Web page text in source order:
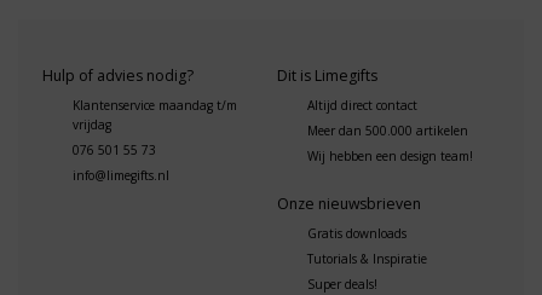
Hulp of advies nodig?
Klantenservice maandag t/m
vrijdag
076 501 55 73
info@limegifts.nl
Dit is Limegifts
Altijd direct contact
Meer dan 500.000 artikelen
Wij hebben een design team!
Onze nieuwsbrieven
Gratis downloads
Tutorials & Inspiratie
Super deals!